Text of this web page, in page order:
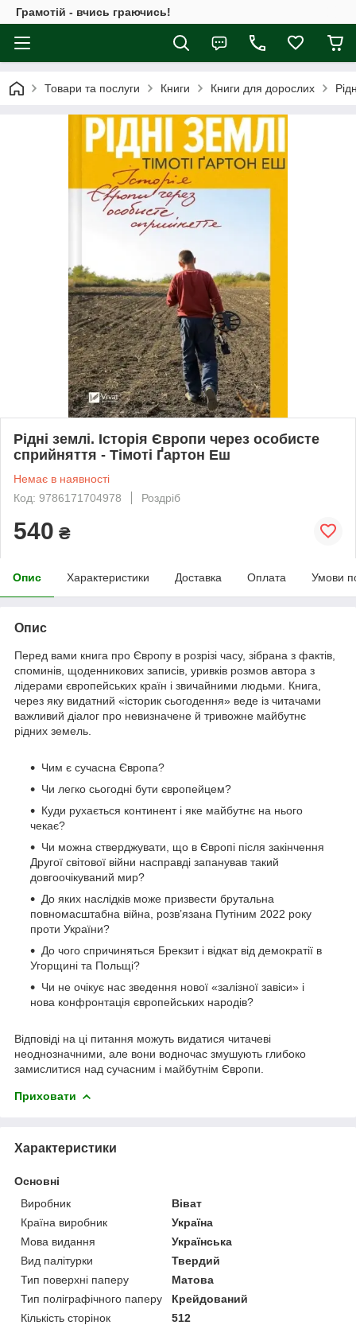
Грамотій - вчись граючись!
Товари та послуги Книги Книги для дорослих
Рідні землі. Історія Європи через особисте
сприйняття - Тімоті Ґартон Еш
Немає в наявності
Код: 9786171704978
Роздріб
540 ₴
Опис Характеристики Доставка Оплата Умови
Опис
Перед вами книга про Європу в розрізі часу, зібрана з фактів,
споминів, щоденникових записів, уривків розмов автора з
лідерами європейських країн і звичайними людьми. Книга,
через яку видатний «історик сьогодення» веде із читачами
важливий діалог про невизначене й тривожне майбутнє
рідних земель.
Чим є сучасна Європа?
Чи легко сьогодні бути європейцем?
Куди рухається континент і яке майбутнє на нього
чекає?
Чи можна стверджувати, що в Європі після закінчення
Другої світової війни насправді запанував такий
довгоочікуваний мир?
До яких наслідків може призвести брутальна
повномасштабна війна, розв’язана Путіним 2022 року
проти України?
До чого спричиняться Брекзит і відкат від демократії в
Угорщині та Польщі?
Чи не очікує нас зведення нової «залізної завіси» і
нова конфронтація європейських народів?
Відповіді на ці питання можуть видатися читачеві
неоднозначними, але вони водночас змушують глибоко
замислитися над сучасним і майбутнім Європи.
Приховати
Характеристики
Основні
Виробник
Віват
Країна виробник
Україна
Мова видання
Українська
Вид палітурки
Твердий
Тип поверхні паперу
Матова
Тип поліграфічного паперу
Крейдований
Кількість сторінок
512